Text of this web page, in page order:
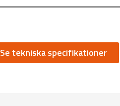
Se tekniska specifikationer